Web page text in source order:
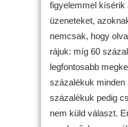
figyelemmel kísérik
üzeneteket,
nemcsak, hogy
rájuk: míg 60
legfontosabb
százalékuk minden
százalékuk pedig
nem küld választ.